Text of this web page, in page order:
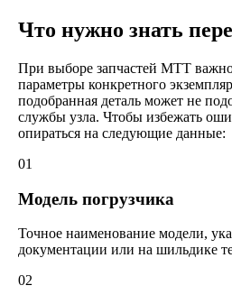
Что нужно знать
При выборе запчастей MTT
параметры конкретного
подобранная деталь может не
службы узла. Чтобы избежать
опираться на следующие данные:
01
Модель погрузчика
Точное наименование модели,
документации или на шильдике
02